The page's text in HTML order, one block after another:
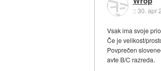
::30. apr
Vsak ima svoje
Če je velikost/
Povprečen
avte B/C razreda.